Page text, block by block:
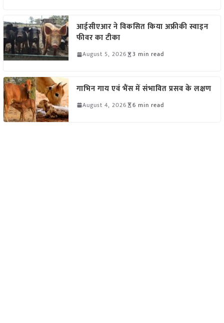
आईसीएआर ने विकसित किया अफ्रीकी स्वाइन
फीवर का टीका
August 5, 2026 3 min read
गाभिन गाय एवं भैंस में संभावित प्रसव के लक्षण
August 4, 2026 6 min read